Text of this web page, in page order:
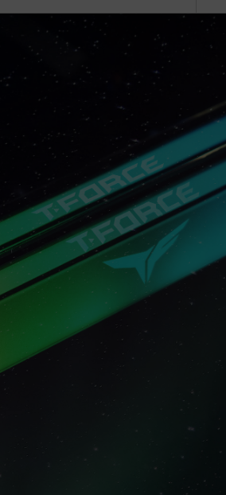
final de la memoria
con la tarjeta madre
o EXPO (AMD) no está
del SPD (estándar
normal y no indica un defecto
frecuencias superiores, el
Algunas tarjetas madre
a las características del sistema.
(incluida la activación de XMP
y puede afectar la estabilidad
los valores predeterminados
en el módulo representa
podrán alcanzarla.
overclocking, asegúrese de
con XMP 3.0 / EXPO; de lo
anunciada.
memoria TEAMGROUP han
voltaje estándar. Para
comuníquese con el soporte